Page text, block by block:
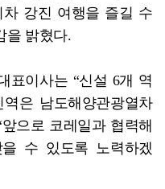
강진 여행을 즐길 수
을 밝혔다.
표이사는 “신설 6개 역
은 남도해양관광열차
으로 코레일과 협력해
수 있도록 노력하겠